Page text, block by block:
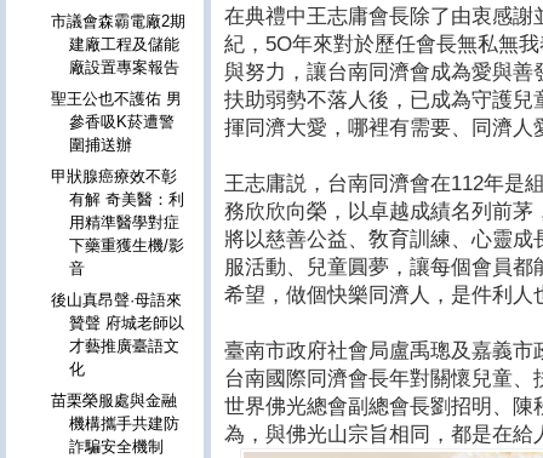
在典禮中王志庸會長除了由衷感
紀，5O年來對於歷任會長無私無
與努力，讓台南同濟會成為愛與
扶助弱勢不落人後，已成為守護
揮同濟大愛，哪裡有需要、同濟人
王志庸説，台南同濟會在112年是
務欣欣向榮，以卓越成績名列前
將以慈善公益、敎育訓練、心靈
服活動、兒童圓夢，讓每個會員
希望，做個快樂同濟人，是件利人
臺南市政府社會局盧禹璁及嘉義
台南國際同濟會長年對關懷兒童
世界佛光總會副總會長劉招明、
為，與佛光山宗旨相同，都是在
市議會森霸電廠2期
建廠工程及儲能
廠設置專案報告
聖王公也不護佑 男
參香吸K菸遭警
圍捕送辦
甲狀腺癌療效不彰
有解 奇美醫：利
用精準醫學對症
下藥重獲生機/影
音
後山真昂聲·母語來
贊聲 府城老師以
才藝推廣臺語文
化
苗栗榮服處與金融
機構攜手共建防
詐騙安全機制